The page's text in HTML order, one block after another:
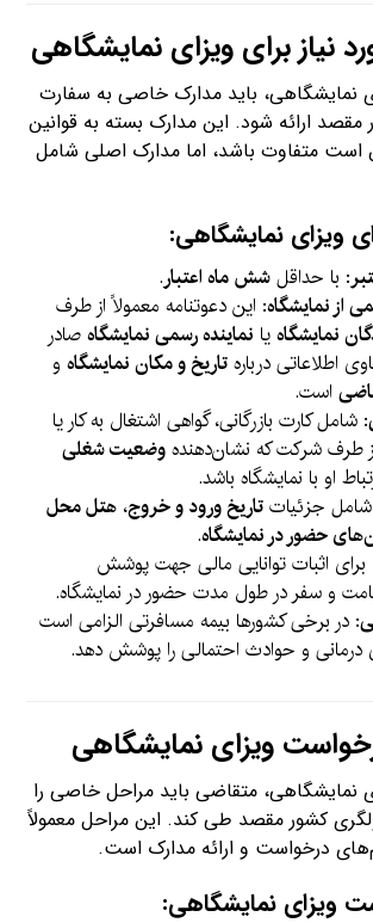
نیاز برای ویزای نمایشگاهی
نمایشگاهی، باید مدارک خاصی به سفارت
مقصد ارائه شود. این مدارک بسته به قوانین
متفاوت باشد، اما مدارک اصلی شامل
ویزای نمایشگاهی:
: با حداقلشش ماه اعتبار.
از نمایشگاه: این دعوتنامه معمولاً از طرف
نمایشگاهیا نماینده رسمی نمایشگاهصادر
اطلاعاتی دربارهتاریخ و مکان نمایشگاه و
است.
: شامل کارت بازرگانی، گواهی اشتغال به کار یا
طرف شرکت که نشان‌دهندهوضعیت شغلی
او با نمایشگاه باشد.
جزئیاتتاریخ ورود و خروج،هتل محل
حضور در نمایشگاه.
برای اثبات توانایی مالی جهت پوشش
و سفر در طول مدت حضور در نمایشگاه.
: در برخی کشورها بیمه مسافرتی الزامی است
درمانی و حوادث احتمالی را پوشش دهد.
ویزای نمایشگاهی
نمایشگاهی، متقاضی باید مراحل خاصی را
کشور مقصد طی کند. این مراحل معمولاً
درخواست و ارائه مدارک است.
ویزای نمایشگاهی: